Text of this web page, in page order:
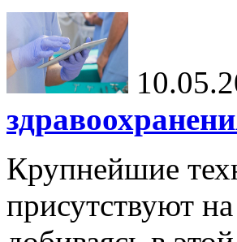
Крупнейшие
присутствуют